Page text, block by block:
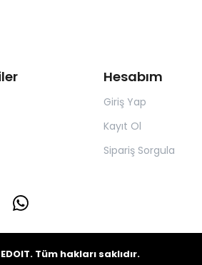
Hesabım
Giriş Yap
Kayıt Ol
Sipariş Sorgula
Tüm hakları saklıdır.